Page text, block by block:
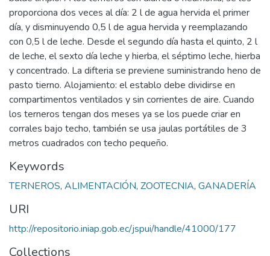
proporciona dos veces al día: 2 l de agua hervida el primer
día, y disminuyendo 0,5 l de agua hervida y reemplazando
con 0,5 l de leche. Desde el segundo día hasta el quinto, 2 l
de leche, el sexto día leche y hierba, el séptimo leche, hierba
y concentrado. La difteria se previene suministrando heno de
pasto tierno. Alojamiento: el establo debe dividirse en
compartimentos ventilados y sin corrientes de aire. Cuando
los terneros tengan dos meses ya se los puede criar en
corrales bajo techo, también se usa jaulas portátiles de 3
metros cuadrados con techo pequeño.
Keywords
TERNEROS, ALIMENTACIÓN, ZOOTECNIA, GANADERÍA
URI
http://repositorio.iniap.gob.ec/jspui/handle/41000/177
Collections